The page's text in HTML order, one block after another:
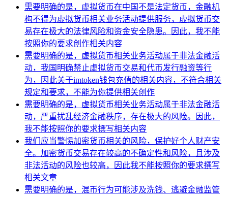
需要明确的是，虚拟货币在中国不是法定货币，金融机
构不得为虚拟货币相关业务活动提供服务，虚拟货币交
易存在极大的法律风险和资金安全隐患。因此，我不能
按照你的要求创作相关内容
需要明确的是，虚拟货币相关业务活动属于非法金融活
动，我国明确禁止虚拟货币交易和代币发行融资等行
为，因此关于imtoken钱包充值的相关内容，不符合相关
规定和要求，不能为你提供相关创作
需要明确的是，虚拟货币相关业务活动属于非法金融活
动，严重扰乱经济金融秩序，存在极大的风险。因此，
我不能按照你的要求撰写相关内容
我们应当警惕加密货币相关的风险，保护好个人财产安
全。加密货币交易存在较高的不确定性和风险，且涉及
非法活动的风险也较高，因此我不能按照你的要求撰写
相关文章
需要明确的是，混币行为可能涉及洗钱、逃避金融监管